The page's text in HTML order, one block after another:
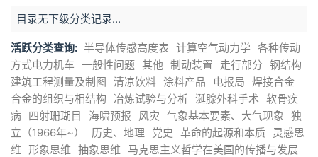
目录无下级分类记录...
活跃分类查询: 半导体传感高度表 计算空气动力学 各种传动
方式电力机车 一般性问题 其他 制动装置 走行部分 钢结构
建筑工程测量及制图 清凉饮料 涂料产品 电报局 焊接合金
合金的组织与相结构
冶炼试验与分析 涎腺外科手术 软骨疾
病 四射珊瑚目 海啸预报 风灾 气象基本要素、大气现象
独
立（1966年~）
历史、地理 党史 革命的起源和本质
灵感思
维 形象思维 抽象思维
马克思主义哲学在美国的传播与发展